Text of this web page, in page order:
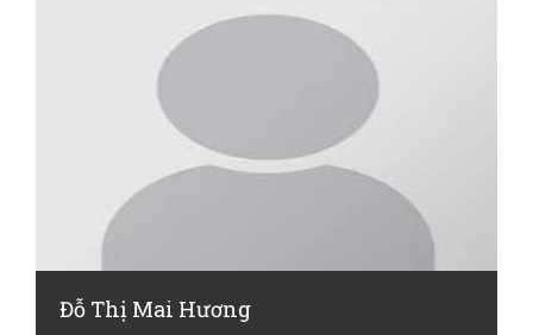
Lớp 2, Toán lớp 3, Toán lớp 4, Toán lớp 5
Đỗ Thị Mai Hương